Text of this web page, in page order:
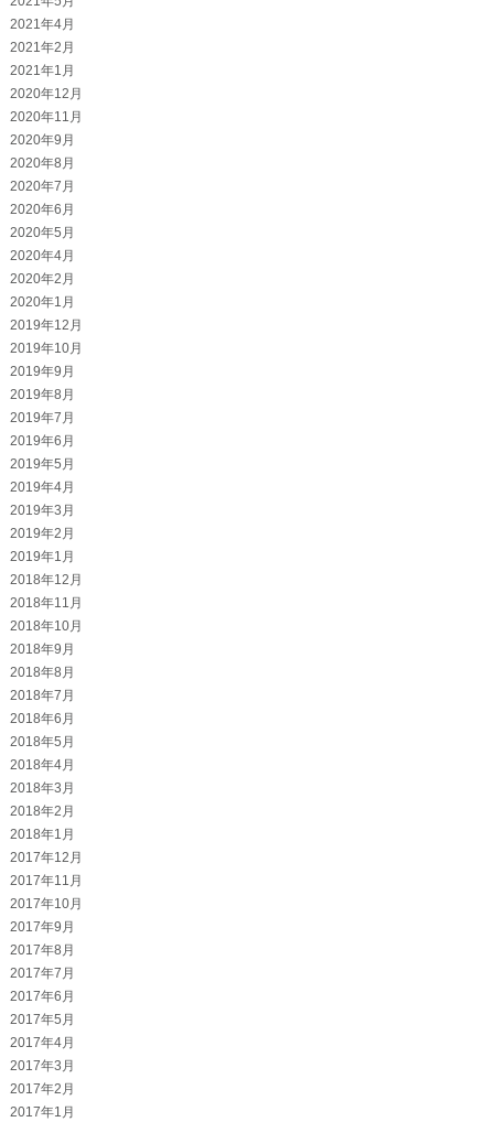
2021年4月
2021年2月
2021年1月
2020年12月
2020年11月
2020年9月
2020年8月
2020年7月
2020年6月
2020年5月
2020年4月
2020年2月
2020年1月
2019年12月
2019年10月
2019年9月
2019年8月
2019年7月
2019年6月
2019年5月
2019年4月
2019年3月
2019年2月
2019年1月
2018年12月
2018年11月
2018年10月
2018年9月
2018年8月
2018年7月
2018年6月
2018年5月
2018年4月
2018年3月
2018年2月
2018年1月
2017年12月
2017年11月
2017年10月
2017年9月
2017年8月
2017年7月
2017年6月
2017年5月
2017年4月
2017年3月
2017年2月
2017年1月